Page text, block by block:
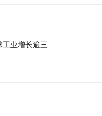
工业增长逾三